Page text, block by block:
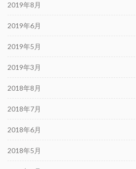
2019年8月
2019年6月
2019年5月
2019年3月
2018年8月
2018年7月
2018年6月
2018年5月